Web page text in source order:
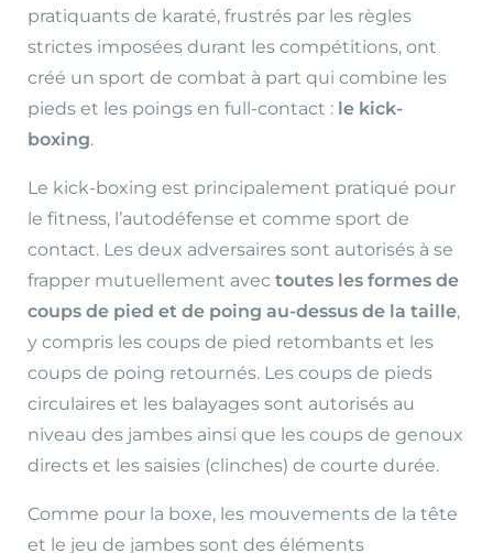
pratiquants de karaté, frustrés par les règles
strictes imposées durant les compétitions, ont
créé un sport de combat à part qui combine les
pieds et les poings en full-contact : le kick-
boxing.
Le kick-boxing est principalement pratiqué pour
le fitness, l’autodéfense et comme sport de
contact. Les deux adversaires sont autorisés à se
frapper mutuellement avec toutes les formes de
coups de pied et de poing au-dessus de la taille,
y compris les coups de pied retombants et les
coups de poing retournés. Les coups de pieds
circulaires et les balayages sont autorisés au
niveau des jambes ainsi que les coups de genoux
directs et les saisies (clinches) de courte durée.
Comme pour la boxe, les mouvements de la tête
et le jeu de jambes sont des éléments